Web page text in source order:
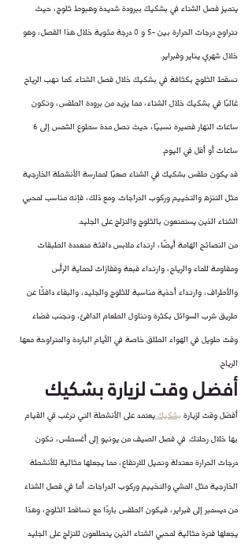
يتميز فصل الشتاء في بشكيك ببرودة شديدة وهبوط ثلوج، حيث
تتراوح درجات الحرارة بين -5 و 0 درجة مئوية خلال هذا الفصل، وهو
خلال شهري يناير وفبراير.
تسقط الثلوج بكثافة في بشكيك خلال فصل الشتاء. كما تهب الرياح
غالبًا في بشكيك خلال الشتاء، مما يزيد من برودة الطقس، وتكون
ساعات أو أقل في اليوم.
قد يكون طقس بشكيك في الشتاء صعبًا لممارسة الأنشطة الخارجية
مثل التنزه والتخييم وركوب الدراجات. ومع ذلك، فإنه مناسب لمحبي
الشتاء الذين يستمتعون بالثلوج والتزلج على الجليد.
من النصائح الهامة أيضًا، ارتداء ملابس دافئة متعددة الطبقات
ومقاومة للماء والرياح، وارتداء قبعة وقفازات لحماية الرأس
والأطراف، وارتداء أحذية مناسبة للثلوج والجليد، والبقاء دافئًا عن
طريق شرب السوائل بكثرة وتناول الطعام الدافئ، وتجنب قضاء
وقت طويل في الهواء الطلق خاصة في الأيام الباردة والمتراوحة معها
الرياح.
أفضل وقت لزيارة بشكيك
أفضل وقت لزيارة بشكيك يعتمد على الأنشطة التي ترغب في القيام
بها خلال رحلتك. في فصل الصيف من يونيو إلى أغسطس، تكون
درجات الحرارة معتدلة وتميل للارتفاع، مما يجعلها مثالية للأنشطة
الخارجية مثل المشي والتخييم وركوب الدراجات. أما في فصل الشتاء
من ديسمبر إلى فبراير، فيكون الطقس باردًا مع تساقط الثلوج، وهذا
يجعلها فترة مثالية لمحبي الشتاء الذين يتطلعون للتزلج على الجليد